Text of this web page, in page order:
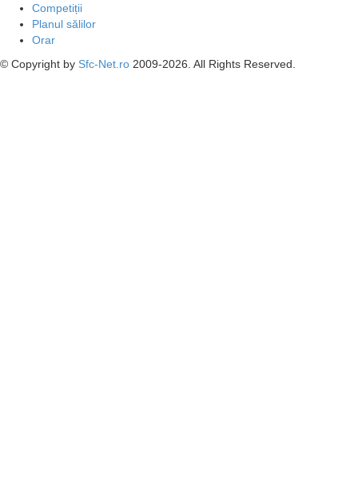
Competiții
Planul sălilor
Orar
© Copyright by Sfc-Net.ro 2009-2026. All Rights Reserved.